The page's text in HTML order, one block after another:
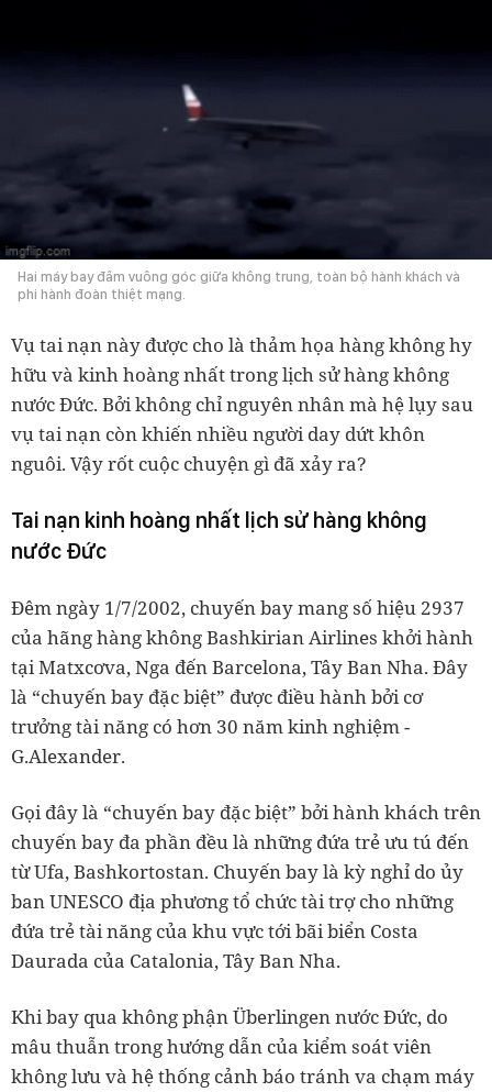
Hai máy bay đâm vuông góc giữa không trung, toàn bộ hành khách và
phi hành đoàn thiệt mạng.
Vụ tai nạn này được cho là thảm họa hàng không hy
hữu và kinh hoàng nhất trong lịch sử hàng không
nước Đức. Bởi không chỉ nguyên nhân mà hệ lụy sau
vụ tai nạn còn khiến nhiều người day dứt khôn
nguôi. Vậy rốt cuộc chuyện gì đã xảy ra?
Tai nạn kinh hoàng nhất lịch sử hàng không
nước Đức
Đêm ngày 1/7/2002, chuyến bay mang số hiệu 2937
của hãng hàng không Bashkirian Airlines khởi hành
tại Matxcơva, Nga đến Barcelona, Tây Ban Nha. Đây
là “chuyến bay đặc biệt” được điều hành bởi cơ
trưởng tài năng có hơn 30 năm kinh nghiệm -
G.Alexander.
Gọi đây là “chuyến bay đặc biệt” bởi hành khách trên
chuyến bay đa phần đều là những đứa trẻ ưu tú đến
từ Ufa, Bashkortostan. Chuyến bay là kỳ nghỉ do ủy
ban UNESCO địa phương tổ chức tài trợ cho những
đứa trẻ tài năng của khu vực tới bãi biển Costa
Daurada của Catalonia, Tây Ban Nha.
Khi bay qua không phận Überlingen nước Đức, do
mâu thuẫn trong hướng dẫn của kiểm soát viên
không lưu và hệ thống cảnh báo tránh va chạm máy